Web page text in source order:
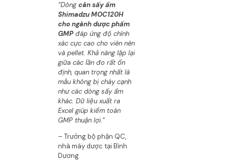
“Dòngcân sấy ẩm
Shimadzu MOC120H
cho ngành dược phẩm
GMP đáp ứng độ chính
xác cực cao cho viên nén
và pellet. Khả năng lặp lại
giữa các lần đo rất ổn
định, quan trọng nhất là
mẫu không bị cháy cạnh
như các dòng sấy ẩm
khác. Dữ liệu xuất ra
Excel giúp kiểm toán
GMP thuận lợi.”
– Trưởng bộ phận QC,
nhà máy dược tại Bình
Dương